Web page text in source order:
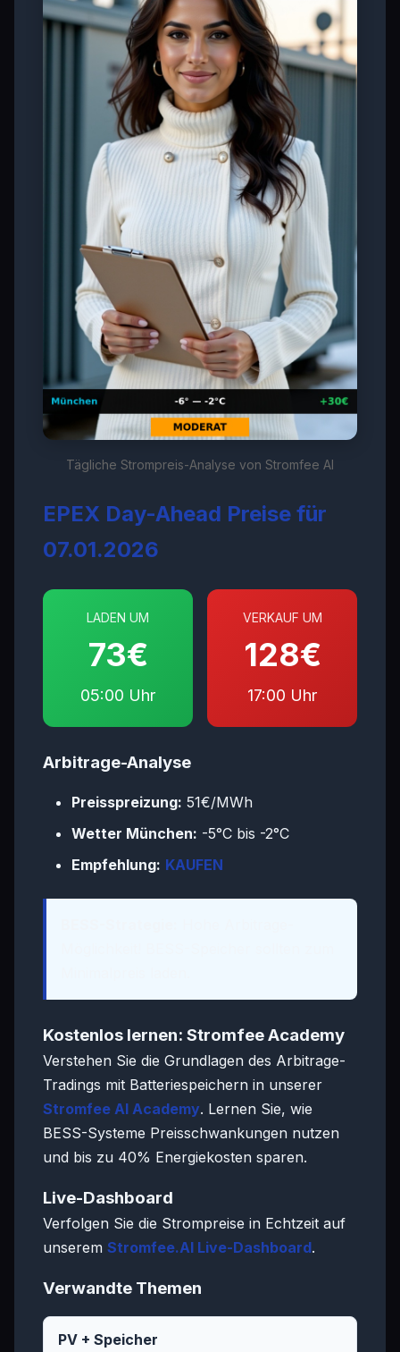
Tägliche Strompreis-Analyse von Stromfee AI
EPEX Day-Ahead Preise für
07.01.2026
LADEN UM
73€
05:00 Uhr
VERKAUF UM
128€
17:00 Uhr
Arbitrage-Analyse
Preisspreizung: 51€/MWh
Wetter München: -5°C bis -2°C
Empfehlung: KAUFEN
Kostenlos lernen: Stromfee Academy
Verstehen Sie die Grundlagen des Arbitrage-
Tradings mit Batteriespeichern in unserer
Stromfee AI Academy. Lernen Sie, wie
BESS-Systeme Preisschwankungen nutzen
und bis zu 40% Energiekosten sparen.
Live-Dashboard
Verfolgen Sie die Strompreise in Echtzeit auf
unserem Stromfee.AI Live-Dashboard.
Verwandte Themen
PV + Speicher